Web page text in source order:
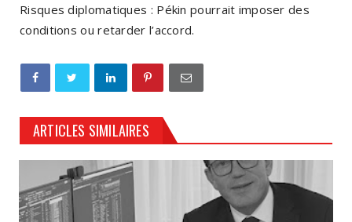
Risques diplomatiques : Pékin pourrait imposer des
conditions ou retarder l’accord.
ARTICLES SIMILAIRES